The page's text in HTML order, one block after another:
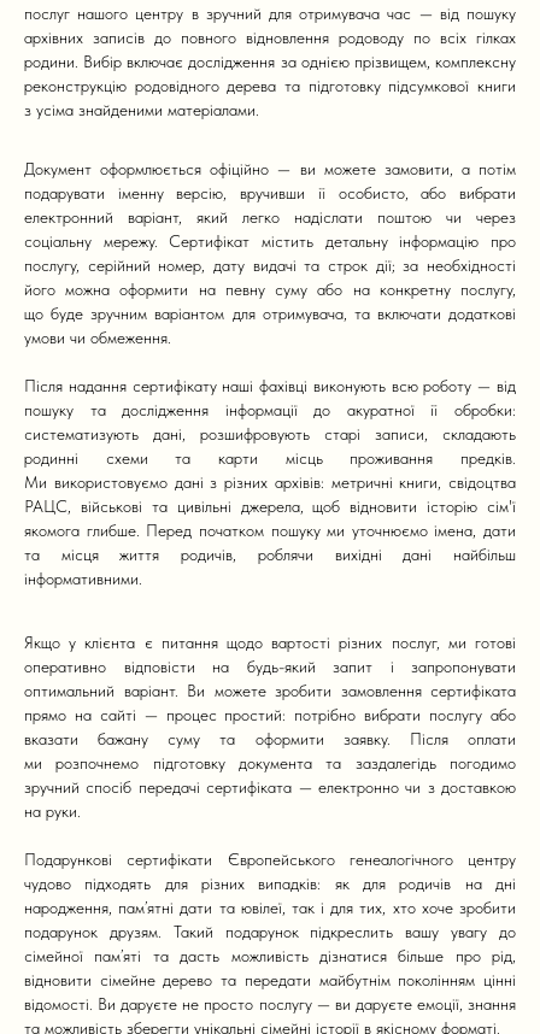
послуг нашого центру в зручний для отримувача час — від пошуку
архівних записів до повного відновлення родоводу по всіх гілках
родини. Вибір включає дослідження за однією прізвищем, комплексну
реконструкцію родовідного дерева та підготовку підсумкової книги
з усіма знайденими матеріалами.
Документ оформлюється офіційно — ви можете замовити, а потім
подарувати іменну версію, вручивши її особисто, або вибрати
електронний варіант, який легко надіслати поштою чи через
соціальну мережу. Сертифікат містить детальну інформацію про
послугу, серійний номер, дату видачі та строк дії; за необхідності
його можна оформити на певну суму або на конкретну послугу,
що буде зручним варіантом для отримувача, та включати додаткові
умови чи обмеження.
Після надання сертифікату наші фахівці виконують всю роботу — від
пошуку та дослідження інформації до акуратної її обробки:
систематизують дані, розшифровують старі записи, складають
родинні схеми та карти місць проживання предків.
Ми використовуємо дані з різних архівів: метричні книги, свідоцтва
РАЦС, військові та цивільні джерела, щоб відновити історію сім'ї
якомога глибше. Перед початком пошуку ми уточнюємо імена, дати
та місця життя родичів, роблячи вихідні дані найбільш
інформативними.
Якщо у клієнта є питання щодо вартості різних послуг, ми готові
оперативно відповісти на будь-який запит і запропонувати
оптимальний варіант. Ви можете зробити замовлення сертифіката
прямо на сайті — процес простий: потрібно вибрати послугу або
вказати бажану суму та оформити заявку. Після оплати
ми розпочнемо підготовку документа та заздалегідь погодимо
зручний спосіб передачі сертифіката — електронно чи з доставкою
на руки.
Подарункові сертифікати Європейського генеалогічного центру
чудово підходять для різних випадків: як для родичів на дні
народження, пам’ятні дати та ювілеї, так і для тих, хто хоче зробити
подарунок друзям. Такий подарунок підкреслить вашу увагу до
сімейної пам’яті та дасть можливість дізнатися більше про рід,
відновити сімейне дерево та передати майбутнім поколінням цінні
відомості. Ви даруєте не просто послугу — ви даруєте емоції, знання
та можливість зберегти унікальні сімейні історії в якісному форматі.